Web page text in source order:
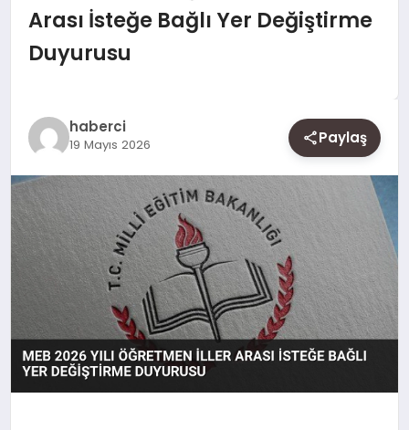
GÜNCEL
SAĞLIK
SIYASET
SPOR
YAŞAM
Arası İsteğe Bağlı Yer Değiştirme
Duyurusu
haberci
19 Mayıs 2026 Paylaş